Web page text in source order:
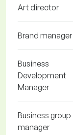
Art director
Brand manager
Business
Development
Manager
Business group
manager